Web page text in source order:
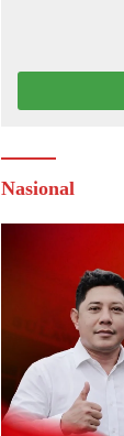
Nasional